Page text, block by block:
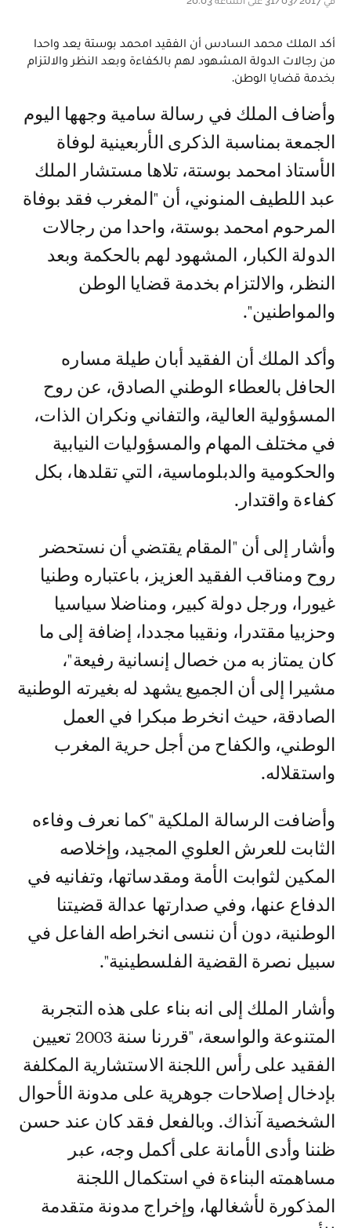
أكد الملك محمد السادس أن الفقيد امحمد بوستة يعد واحدا
من رجالات الدولة المشهود لهم بالكفاءة وبعد النظر والالتزام
بخدمة قضايا الوطن.
وأضاف الملك في رسالة سامية وجهها اليوم
الجمعة بمناسبة الذكرى الأربعينية لوفاة
الأستاذ امحمد بوستة، تلاها مستشار الملك
عبد اللطيف المنوني، أن "المغرب فقد بوفاة
المرحوم امحمد بوستة، واحدا من رجالات
الدولة الكبار، المشهود لهم بالحكمة وبعد
النظر، والالتزام بخدمة قضايا الوطن
والمواطنين".
وأكد الملك أن الفقيد أبان طيلة مساره
الحافل بالعطاء الوطني الصادق، عن روح
المسؤولية العالية، والتفاني ونكران الذات،
في مختلف المهام والمسؤوليات النيابية
والحكومية والدبلوماسية، التي تقلدها، بكل
كفاءة واقتدار.
وأشار إلى أن "المقام يقتضي أن نستحضر
روح ومناقب الفقيد العزيز، باعتباره وطنيا
غيورا، ورجل دولة كبير، ومناضلا سياسيا
وحزبيا مقتدرا، ونقيبا مجددا، إضافة إلى ما
كان يمتاز به من خصال إنسانية رفيعة"،
مشيرا إلى أن الجميع يشهد له بغيرته الوطنية
الصادقة، حيث انخرط مبكرا في العمل
الوطني، والكفاح من أجل حرية المغرب
واستقلاله.
وأضافت الرسالة الملكية "كما نعرف وفاءه
الثابت للعرش العلوي المجيد، وإخلاصه
المكين لثوابت الأمة ومقدساتها، وتفانيه في
الدفاع عنها، وفي صدارتها عدالة قضيتنا
الوطنية، دون أن ننسى انخراطه الفاعل في
سبيل نصرة القضية الفلسطينية".
وأشار الملك إلى انه بناء على هذه التجربة
المتنوعة والواسعة، "قررنا سنة 2003 تعيين
الفقيد على رأس اللجنة الاستشارية المكلفة
بإدخال إصلاحات جوهرية على مدونة الأحوال
الشخصية آنذاك. وبالفعل فقد كان عند حسن
ظننا وأدى الأمانة على أكمل وجه، عبر
مساهمته البناءة في استكمال اللجنة
المذكورة لأشغالها، وإخراج مدونة متقدمة